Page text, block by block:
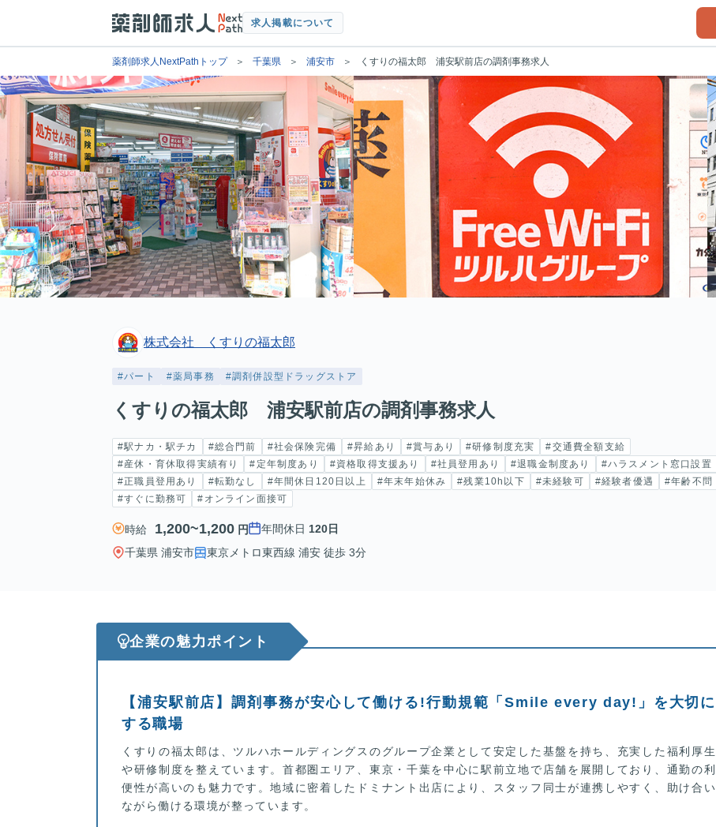
求人掲載について
薬剤師求人NextPathトップ 千葉県 浦安市 くすりの福太郎 浦安駅前店の調剤事務求人
株式会社 くすりの福太郎
#パート #薬局事務 #調剤併設型ドラッグストア
くすりの福太郎 浦安駅前店の調剤事務求人
#駅ナカ・駅チカ #総合門前 #社会保険完備 #昇給あり #賞与あり #研修制度充実
#交通費全額支給
#産休・育休取得実績有り
#定年制度あり #資格取得支援あり #社員登用あり #退職金制度あり
#ハラスメント窓口設置
#正職員登用あり
#転勤なし #年間休日120日以上 #年末年始休み #残業10h以下 #未経験可 #経験者優遇
#年齢不問
#すぐに勤務可
#オンライン面接可
時給 1,200~1,200 円 年間休日 120日
千葉県 浦安市
東京メトロ東西線 浦安 徒歩 3分
企業の魅力ポイント
【浦安駅前店】調剤事務が安心して働ける!行動規範「Smile every day!」を大切に
する職場
くすりの福太郎は、ツルハホールディングスのグループ企業として安定した基盤を持ち、充実した福利厚生
や研修制度を整えています。首都圏エリア、東京・千葉を中心に駅前立地で店舗を展開しており、通勤の利
便性が高いのも魅力です。地域に密着したドミナント出店により、スタッフ同士が連携しやすく、助け合い
ながら働ける環境が整っています。